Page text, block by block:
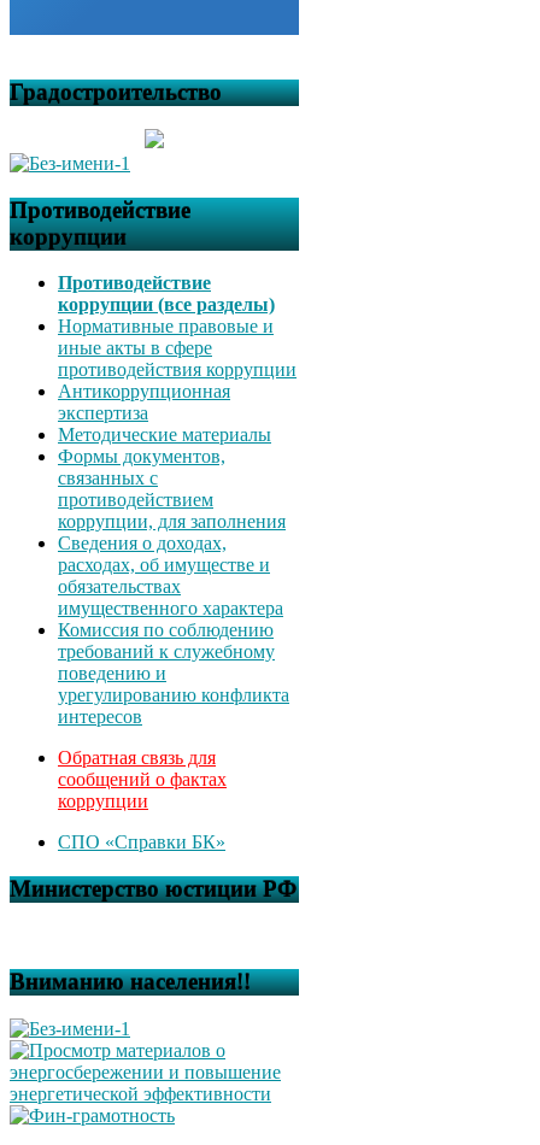
Градостроительство
Противодействие
коррупции
Противодействие
коррупции (все разделы)
Нормативные правовые и
иные акты в сфере
противодействия коррупции
Антикоррупционная
экспертиза
Методические материалы
Формы документов,
связанных с
противодействием
коррупции, для заполнения
Сведения о доходах,
расходах, об имуществе и
обязательствах
имущественного характера
Комиссия по соблюдению
требований к служебному
поведению и
урегулированию конфликта
интересов
Обратная связь для
сообщений о фактах
коррупции
СПО «Справки БК»
Министерство юстиции РФ
Вниманию населения!!